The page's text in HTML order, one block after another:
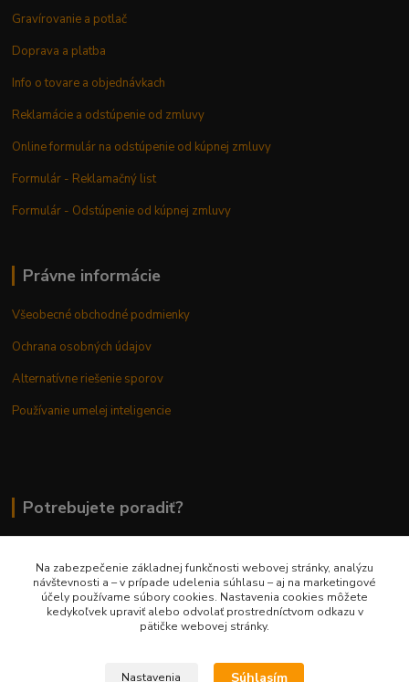
Gravírovanie a potlač
Doprava a platba
Info o tovare a objednávkach
Reklamácie a odstúpenie od zmluvy
Online formulár na odstúpenie od kúpnej zmluvy
Formulár - Reklamačný list
Formulár - Odstúpenie od kúpnej zmluvy
Právne informácie
Všeobecné obchodné podmienky
Ochrana osobných údajov
Alternatívne riešenie sporov
Používanie umelej inteligencie
Potrebujete poradiť?
0948 236 042
info@margaretkashop.sk
Na zabezpečenie základnej funkčnosti webovej stránky, analýzu
návštevnosti a – v prípade udelenia súhlasu – aj na marketingové
účely používame súbory cookies. Nastavenia cookies môžete
kedykoľvek upraviť alebo odvolať prostredníctvom odkazu v
pätičke webovej stránky.
Nastavenia Súhlasím